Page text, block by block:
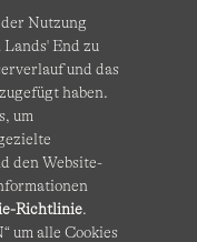
Barrierefreiheit
Websites
Nutzung
End zu
und das
haben.
um
den Website-
Richtlinie.
um alle Cookies